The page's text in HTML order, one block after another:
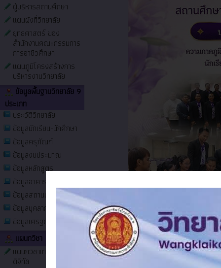
ผู้บริหารสถานศึกษา
แผนผังที่วิทยาลัย
ยุทธศาสตร์ ของ
สำนักงานคณะกรรมการ
การอาชีวศึกษา
แผนภูมิโครงสร้างการ
บริหารงานวิทยาลัย
ข้อมูลพื้นฐานวิทยาลัย 9
ประเภท
ประวัติวิทยาลัย
ข้อมูลนักเรียน-นักศึกษา
ข้อมูลครุภัณฑ์
ข้อมูลงบประมาณ
ข้อมูลหลักสูตร
ข้อมูลอาคารสถานที่
ข้อมูลสถานประกอบการ
ข้อมูลบุคลากร
ข้อมูลเศรฐกิจและสังคม
แผนกวิชา
แผนกวิชาเทคโนโลยีธุรกิจ
ดิจิทัล